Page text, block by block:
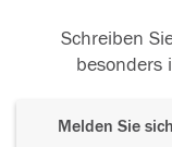
Schreiben
besonders
Melden Sie